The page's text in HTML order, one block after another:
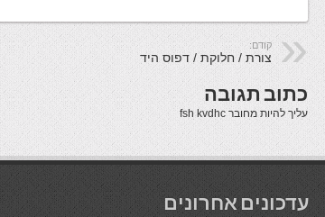
קודם:
צורת / חלוקת / דפוס היד
כתוב תגובה
עליך להיות מחובר
עדכונים אחרונים